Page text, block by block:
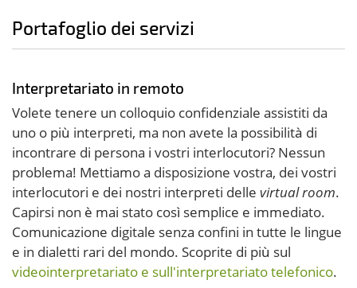
Portafoglio dei servizi
Interpretariato in remoto
Volete tenere un colloquio confidenziale assistiti da
uno o più interpreti, ma non avete la possibilità di
incontrare di persona i vostri interlocutori? Nessun
problema! Mettiamo a disposizione vostra, dei vostri
interlocutori e dei nostri interpreti delle virtual room.
Capirsi non è mai stato così semplice e immediato.
Comunicazione digitale senza confini in tutte le lingue
e in dialetti rari del mondo. Scoprite di più sul
videointerpretariato e sull'interpretariato telefonico.